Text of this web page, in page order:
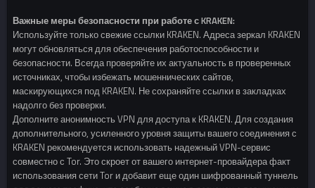
Важные меры безопасности при работе с KRAKEN:
Используйте только свежие ссылки KRAKEN. Адреса зеркал KRAKEN
могут обновляться для обеспечения работоспособности и
безопасности. Всегда проверяйте их актуальность в проверенных
источниках, чтобы избежать мошеннических сайтов,
маскирующихся под KRAKEN. Не сохраняйте ссылки в закладках
надолго без проверки.
Дополните анонимность VPN для доступа к KRAKEN. Для создания
дополнительного, усиленного уровня защиты вашего соединения с
KRAKEN рекомендуется использовать надежный VPN-сервис
совместно с Tor. Это скроет от вашего интернет-провайдера факт
использования сети Tor и добавит еще один шифрованный туннель